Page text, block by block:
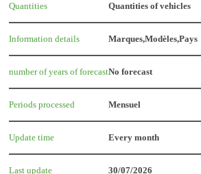
Quantities Quantities of vehicles
Information details Marques,Modèles,Pays
number of years of forecastNo forecast
Periods processed Mensuel
Update time Every month
Last update 30/07/2026